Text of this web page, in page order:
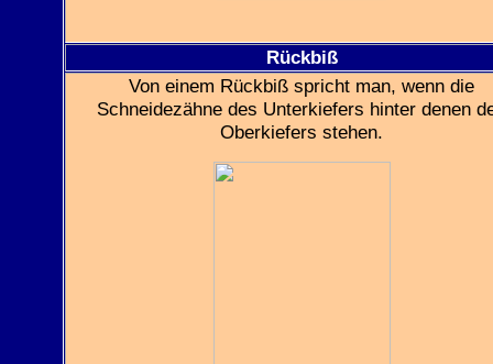
Rückbiß
Von einem Rückbiß spricht man, wenn die
Schneidezähne des Unterkiefers hinter denen
Oberkiefers stehen.